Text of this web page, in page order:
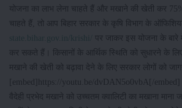
योजना का लाभ लेना चाहते हैं और मखाने की खेती कर 75%
चाहते हैं, तो आप बिहार सरकार के कृषि विभाग के
state.bihar.gov.in/krishi/
पर जाकर इस योजना के बारे
कर सकते हैं। किसानों के आर्थिक स्थिति को सुधारने के
मखाने की खेती को बढ़ावा देने के लिए सरकार लोगों को
[embed]https://youtu.be/dvDAN5o0vbA[/embed]
वैदेही प्रभेद मखाने को उच्चतम क्वालिटी का मखाना माना